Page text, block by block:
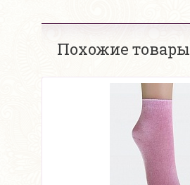
Похожие товары